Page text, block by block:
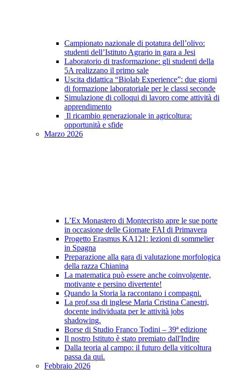
Campionato nazionale di potatura dell’olivo:
studenti dell’Istituto Agrario in gara a Jesi
Laboratorio di trasformazione: gli studenti della
5A realizzano il primo sale
Uscita didattica “Biolab Experience”: due giorni
di formazione laboratoriale per le classi seconde
Simulazione di colloqui di lavoro come attività di
apprendimento
Il ricambio generazionale in agricoltura:
opportunità e sfide
Marzo 2026
L’Ex Monastero di Montecristo apre le sue porte
in occasione delle Giornate FAI di Primavera
Progetto Erasmus KA121: lezioni di sommelier
in Spagna
Preparazione alla gara di valutazione morfologica
della razza Chianina
La matematica può essere anche coinvolgente,
motivante e persino divertente!
Quando la Storia la raccontano i compagni.
La prof.ssa di inglese Maria Cristina Canestri,
docente individuata per le attività jobs
shadowing.
Borse di Studio Franco Todini – 39ª edizione
Il nostro Istituto è stato premiato dall'Indire
Dalla teoria al campo: il futuro della viticoltura
passa da qui.
Febbraio 2026